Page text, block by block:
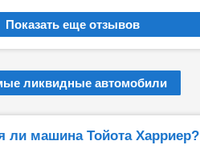
ликвидные автомобили
ли машина Тойота Харриер?